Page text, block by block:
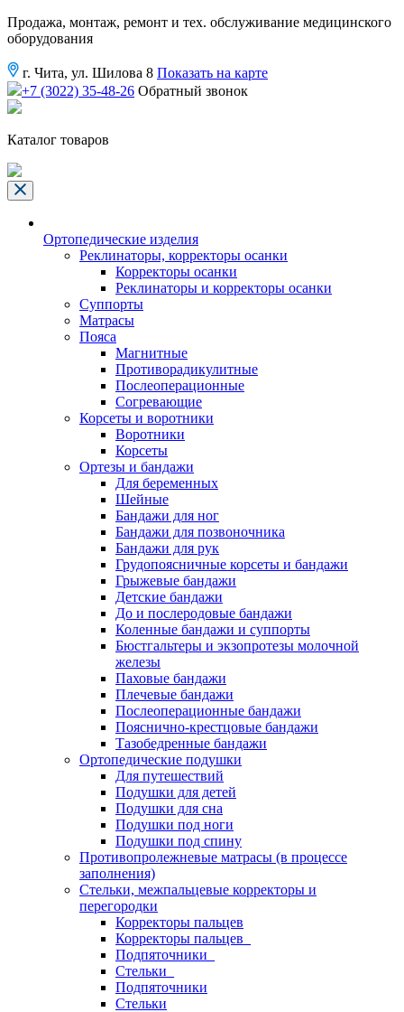
Продажа, монтаж, ремонт и тех. обслуживание медицинского
оборудования
г. Чита, ул. Шилова 8 Показать на карте
+7 (3022) 35-48-26 Обратный звонок
Каталог товаров
Ортопедические изделия
Реклинаторы, корректоры осанки
Корректоры осанки
Реклинаторы и корректоры осанки
Суппорты
Матрасы
Пояса
Магнитные
Противорадикулитные
Послеоперационные
Согревающие
Корсеты и воротники
Воротники
Корсеты
Ортезы и бандажи
Для беременных
Шейные
Бандажи для ног
Бандажи для позвоночника
Бандажи для рук
Грудопоясничные корсеты и бандажи
Грыжевые бандажи
Детские бандажи
До и послеродовые бандажи
Коленные бандажи и суппорты
Бюстгальтеры и экзопротезы молочной
железы
Паховые бандажи
Плечевые бандажи
Послеоперационные бандажи
Пояснично-крестцовые бандажи
Тазобедренные бандажи
Ортопедические подушки
Для путешествий
Подушки для детей
Подушки для сна
Подушки под ноги
Подушки под спину
Противопролежневые матрасы (в процессе
заполнения)
Стельки, межпальцевые корректоры и
перегородки
Корректоры пальцев
Корректоры пальцев_
Подпяточники_
Стельки_
Подпяточники
Стельки